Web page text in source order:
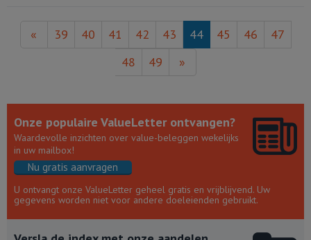
« 39 40 41 42 43 44 45 46
47
48
49 »
Onze populaire ValueLetter ontvangen?
Waardevolle inzichten over value-beleggen wekelijks
in uw mailbox!
Nu gratis aanvragen
U ontvangt onze ValueLetter geheel gratis en vrijblijvend. Uw
gegevens worden niet voor andere doeleienden gebruikt.